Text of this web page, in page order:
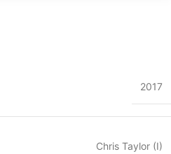
2017
Chris Taylor (I)